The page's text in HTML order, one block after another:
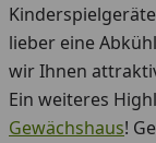
lieber eine
wir Ihnen
Ein weiteres
Gewächshaus!